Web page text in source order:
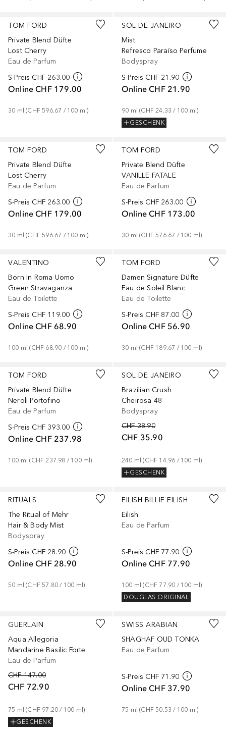
TOM FORD
Private Blend Düfte
Lost Cherry
Eau de Parfum
S-Preis CHF 263.00
Online CHF 179.00
30 ml (CHF 596.67 / 100 ml)
SOL DE JANEIRO
Mist
Refresco Paraíso Perfume
Bodyspray
S-Preis CHF 21.90
Online CHF 21.90
90 ml (CHF 24.33 / 100 ml)
GESCHENK
TOM FORD
Private Blend Düfte
Lost Cherry
Eau de Parfum
S-Preis CHF 263.00
Online CHF 179.00
30 ml (CHF 596.67 / 100 ml)
TOM FORD
Private Blend Düfte
VANILLE FATALE
Eau de Parfum
S-Preis CHF 263.00
Online CHF 173.00
30 ml (CHF 576.67 / 100 ml)
VALENTINO
Born In Roma Uomo
Green Stravaganza
Eau de Toilette
S-Preis CHF 119.00
Online CHF 68.90
100 ml (CHF 68.90 / 100 ml)
TOM FORD
Damen Signature Düfte
Eau de Soleil Blanc
Eau de Toilette
S-Preis CHF 87.00
Online CHF 56.90
30 ml (CHF 189.67 / 100 ml)
TOM FORD
Private Blend Düfte
Neroli Portofino
Eau de Parfum
S-Preis CHF 393.00
Online CHF 237.98
100 ml (CHF 237.98 / 100 ml)
SOL DE JANEIRO
Brazilian Crush
Cheirosa 48
Bodyspray
CHF 38.90
CHF 35.90
240 ml (CHF 14.96 / 100 ml)
GESCHENK
RITUALS
The Ritual of Mehr
Hair & Body Mist
Bodyspray
S-Preis CHF 28.90
Online CHF 28.90
50 ml (CHF 57.80 / 100 ml)
EILISH BILLIE EILISH
Eilish
Eau de Parfum
S-Preis CHF 77.90
Online CHF 77.90
100 ml (CHF 77.90 / 100 ml)
DOUGLAS ORIGINAL
GUERLAIN
Aqua Allegoria
Mandarine Basilic Forte
Eau de Parfum
CHF 147.00
CHF 72.90
75 ml (CHF 97.20 / 100 ml)
GESCHENK
SWISS ARABIAN
SHAGHAF OUD TONKA
Eau de Parfum
S-Preis CHF 71.90
Online CHF 37.90
75 ml (CHF 50.53 / 100 ml)